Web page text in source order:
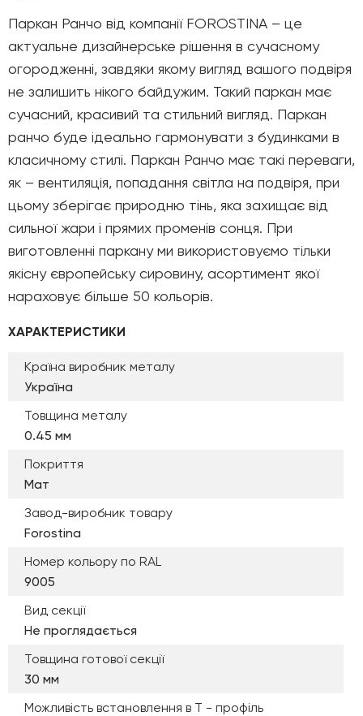
ХАРАКТЕРИСТИКИ
Країна виробник металу
Україна
Товщина металу
0.45 мм
Покриття
Мат
Завод-виробник товару
Forostina
Номер кольору по RAL
9005
Вид секції
Не проглядається
Товщина готової секції
30 мм
Можливість встановлення в Т - профіль
Паркан Ранчо від компанії FOROSTINA – це
актуальне дизайнерське рішення в сучасному
огородженні, завдяки якому вигляд вашого подвіря
не залишить нікого байдужим. Такий паркан має
сучасний, красивий та стильний вигляд. Паркан
ранчо буде ідеально гармонувати з будинками в
класичному стилі. Паркан Ранчо має такі переваги,
як – вентиляція, попадання світла на подвіря, при
цьому зберігає природню тінь, яка захищає від
сильної жари і прямих променів сонця. При
виготовленні паркану ми використовуємо тільки
якісну європейську сировину, асортимент якої
нараховує більше 50 кольорів.